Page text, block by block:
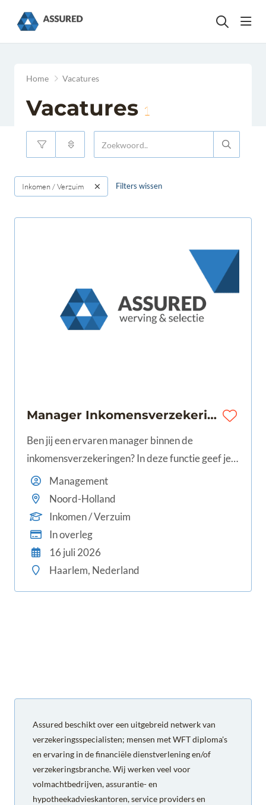
Home Vacatures
Vacatures 1
Inkomen / Verzuim Filters wissen
Manager Inkomensverzekeringen | 32-40 uur | Noord-Holland
Ben jij een ervaren manager binnen de
inkomensverzekeringen? In deze functie geef je
leiding aan meerdere teams, werk je aan
procesverbeteringen en draag je bij aan een
optimale dienstverlening voor klanten en
adviseurs.
Management
Noord-Holland
Inkomen / Verzuim
In overleg
16 juli 2026
Haarlem, Nederland
Assured beschikt over een uitgebreid netwerk van
verzekeringsspecialisten; mensen met WFT diploma's
en ervaring in de financiële dienstverlening en/of
verzekeringsbranche. Wij werken veel voor
volmachtbedrijven, assurantie- en
hypotheekadvieskantoren, service providers en